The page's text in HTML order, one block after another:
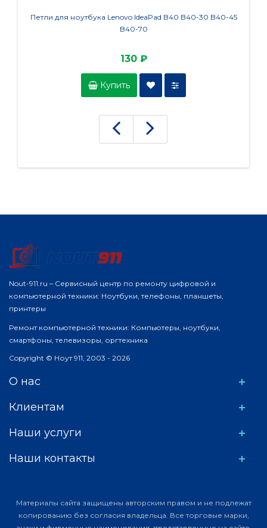
Петли для ноутбука Lenovo IdeaPad B40 B40-30 B40-45
B40-70
130 ₽
Купить
Nout-911.ru – Сервисный центр по ремонту цифровой и
компьютерной техники: Ноутбуки, телефоны, планшеты,
принтеры
Ремонт компьютерной техники: Компьютеры, ноутбуки,
смартфоны, телевизоры, оргтехника
Copyright © Ноут 911, 2003 - 2026
О нас
Клиентам
Наши услуги
Наши контакты
Материалы сайта защищены авторским правом и не подлежат
копированию без согласия владельца. Все торговые марки,